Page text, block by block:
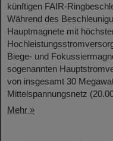
künftigen FAIR-
Während des
Hauptmagnete mit
Biege- und
sogenannten
von insgesamt 30
Mittelspannungsnetz
Mehr »